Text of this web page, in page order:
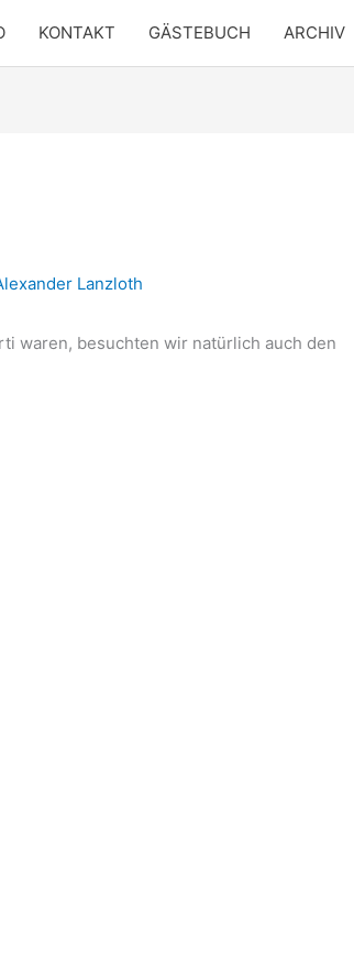
KONTAKT GÄSTEBUCH ARCHIV
Lanzloth
waren, besuchten wir natürlich auch den